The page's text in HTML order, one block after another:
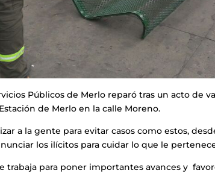
Públicos de Merlo reparó tras un acto de
de Merlo en la calle Moreno.
a la gente para evitar casos como estos,
los ilícitos para cuidar lo que le
trabaja para poner importantes avances y